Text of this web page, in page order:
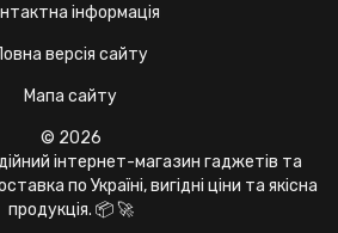
інформація
версія сайту
Мапа сайту
© 2026
інтернет-магазин гаджетів та
по Україні, вигідні ціни та якісна
продукція. 📦 🚀